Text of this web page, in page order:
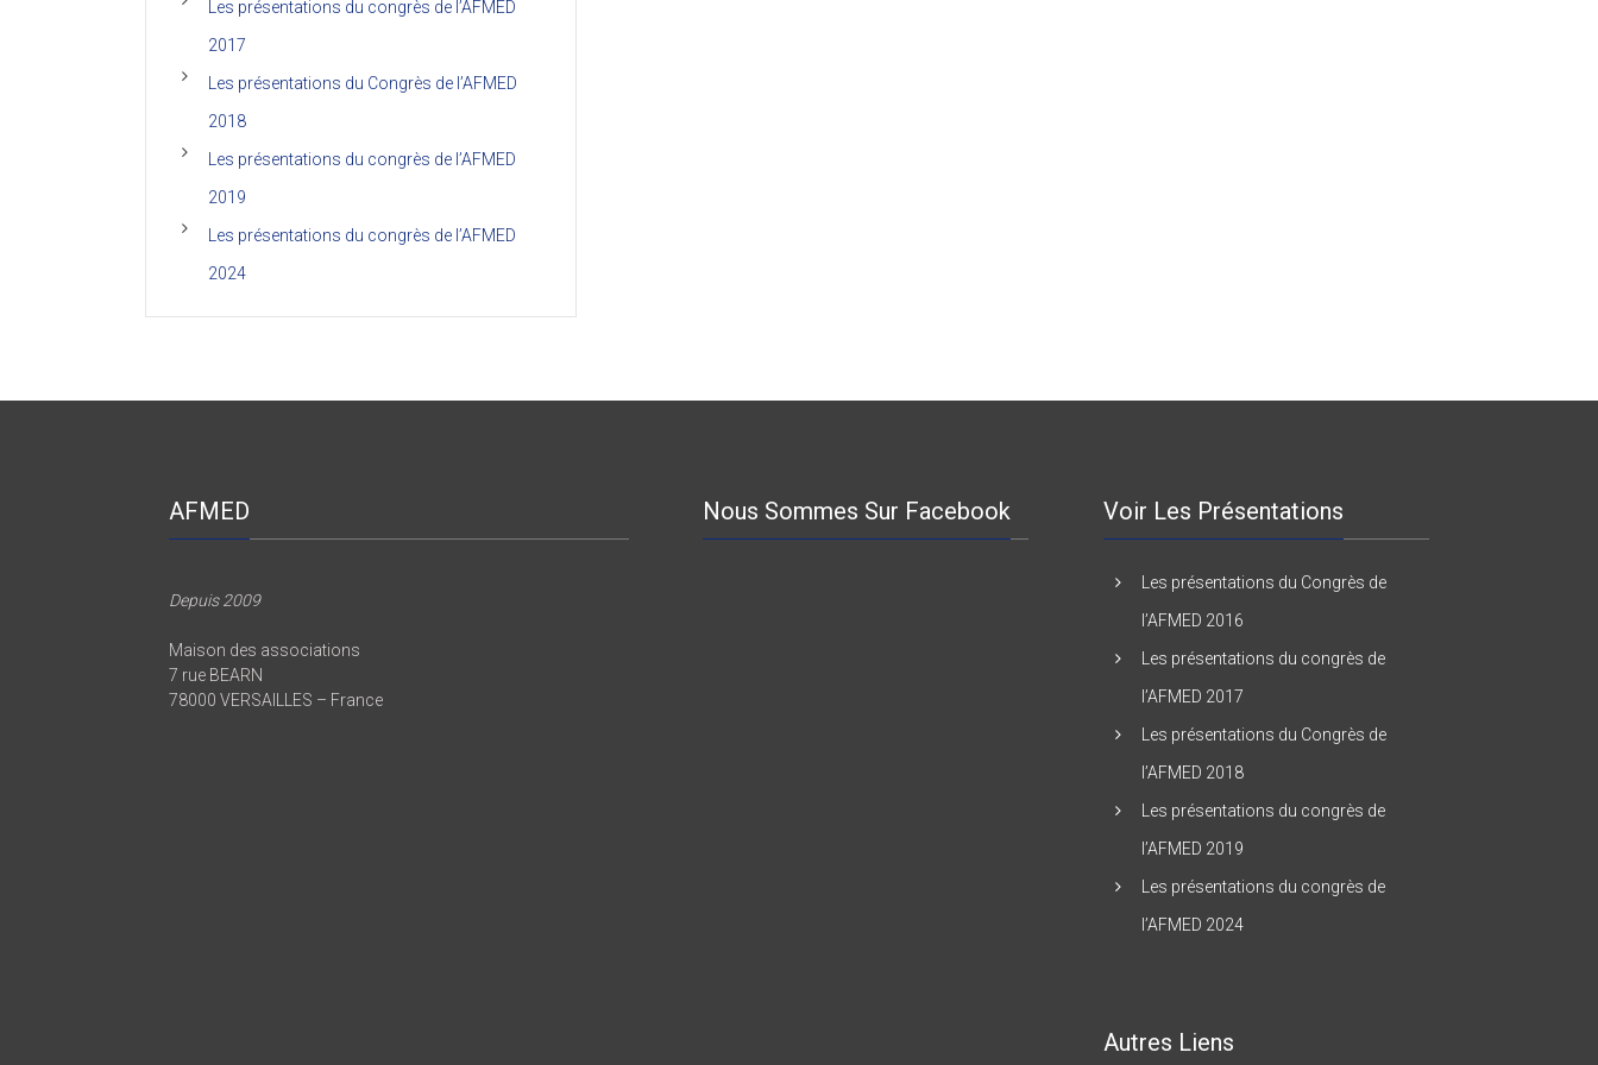
Les présentations du congrès de l’AFMED
2017
Les présentations du Congrès de l’AFMED
2018
Les présentations du congrès de l’AFMED
2019
Les présentations du congrès de l’AFMED
2024
AFMED
Depuis 2009
Maison des associations
7 rue BEARN
78000 VERSAILLES – France
Nous Sommes Sur Facebook Voir Les Présentations
Les présentations du Congrès de
l’AFMED 2016
Les présentations du congrès de
l’AFMED 2017
Les présentations du Congrès de
l’AFMED 2018
Les présentations du congrès de
l’AFMED 2019
Les présentations du congrès de
l’AFMED 2024
Autres Liens